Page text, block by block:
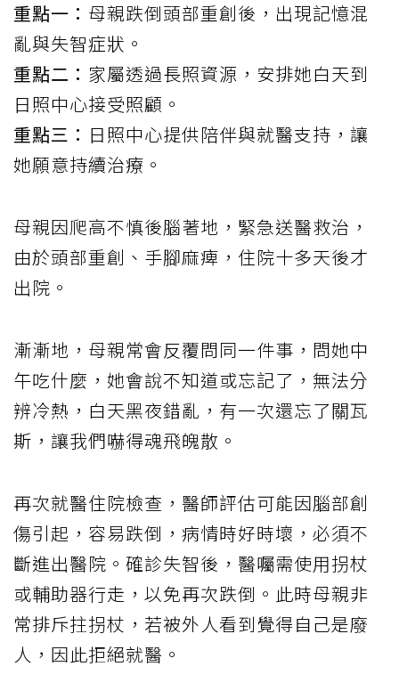
重點一： 母親跌倒頭部重創後，出現記憶混
亂與失智症狀。
重點二： 家屬透過長照資源，安排她白天到
日照中心接受照顧。
重點三： 日照中心提供陪伴與就醫支持，讓
她願意持續治療。
母親因爬高不慎後腦著地，緊急送醫救治，
由於頭部重創、手腳麻痺，住院十多天後才
出院。
漸漸地，母親常會反覆問同一件事，問她中
午吃什麼，她會說不知道或忘記了，無法分
辨冷熱，白天黑夜錯亂，有一次還忘了關瓦
斯，讓我們嚇得魂飛魄散。
再次就醫住院檢查，醫師評估可能因腦部創
傷引起，容易跌倒，病情時好時壞，必須不
斷進出醫院。確診失智後，醫囑需使用拐杖
或輔助器行走，以免再次跌倒。此時母親非
常排斥拄拐杖，若被外人看到覺得自己是廢
人，因此拒絕就醫。